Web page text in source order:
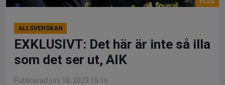
ALLSVENSKAN
EXKLUSIVT: Det här är inte så illa
som det ser ut, AIK
Publicerad juni 18, 2023 15:16